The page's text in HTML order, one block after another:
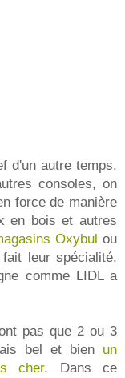
d'un autre temps.
consoles, on
force de manière
en bois et autres
Oxybul ou
leur spécialité,
comme LIDL a
pas que 2 ou 3
bel et bien un
cher. Dans ce